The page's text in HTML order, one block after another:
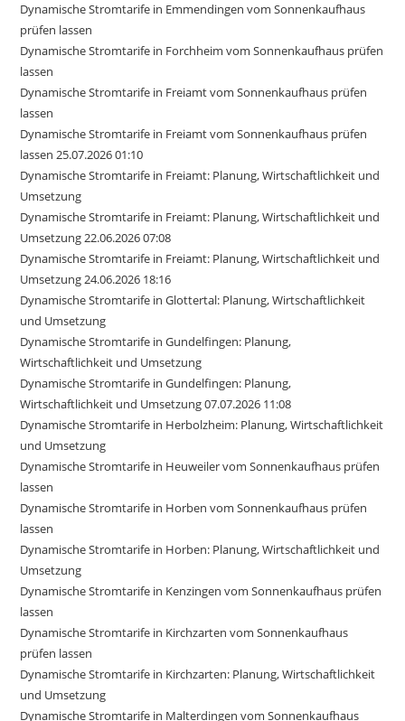
Dynamische Stromtarife in Emmendingen vom Sonnenkaufhaus
prüfen lassen
Dynamische Stromtarife in Forchheim vom Sonnenkaufhaus prüfen
lassen
Dynamische Stromtarife in Freiamt vom Sonnenkaufhaus prüfen
lassen
Dynamische Stromtarife in Freiamt vom Sonnenkaufhaus prüfen
lassen 25.07.2026 01:10
Dynamische Stromtarife in Freiamt: Planung, Wirtschaftlichkeit und
Umsetzung
Dynamische Stromtarife in Freiamt: Planung, Wirtschaftlichkeit und
Umsetzung 22.06.2026 07:08
Dynamische Stromtarife in Freiamt: Planung, Wirtschaftlichkeit und
Umsetzung 24.06.2026 18:16
Dynamische Stromtarife in Glottertal: Planung, Wirtschaftlichkeit
und Umsetzung
Dynamische Stromtarife in Gundelfingen: Planung,
Wirtschaftlichkeit und Umsetzung
Dynamische Stromtarife in Gundelfingen: Planung,
Wirtschaftlichkeit und Umsetzung 07.07.2026 11:08
Dynamische Stromtarife in Herbolzheim: Planung, Wirtschaftlichkeit
und Umsetzung
Dynamische Stromtarife in Heuweiler vom Sonnenkaufhaus prüfen
lassen
Dynamische Stromtarife in Horben vom Sonnenkaufhaus prüfen
lassen
Dynamische Stromtarife in Horben: Planung, Wirtschaftlichkeit und
Umsetzung
Dynamische Stromtarife in Kenzingen vom Sonnenkaufhaus prüfen
lassen
Dynamische Stromtarife in Kirchzarten vom Sonnenkaufhaus
prüfen lassen
Dynamische Stromtarife in Kirchzarten: Planung, Wirtschaftlichkeit
und Umsetzung
Dynamische Stromtarife in Malterdingen vom Sonnenkaufhaus